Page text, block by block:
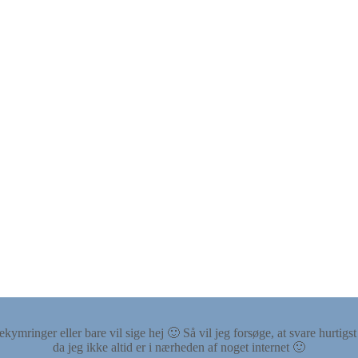
eller bare vil sige hej 🙂 Så vil jeg forsøge, at svare
da jeg ikke altid er i nærheden af noget internet 🙂